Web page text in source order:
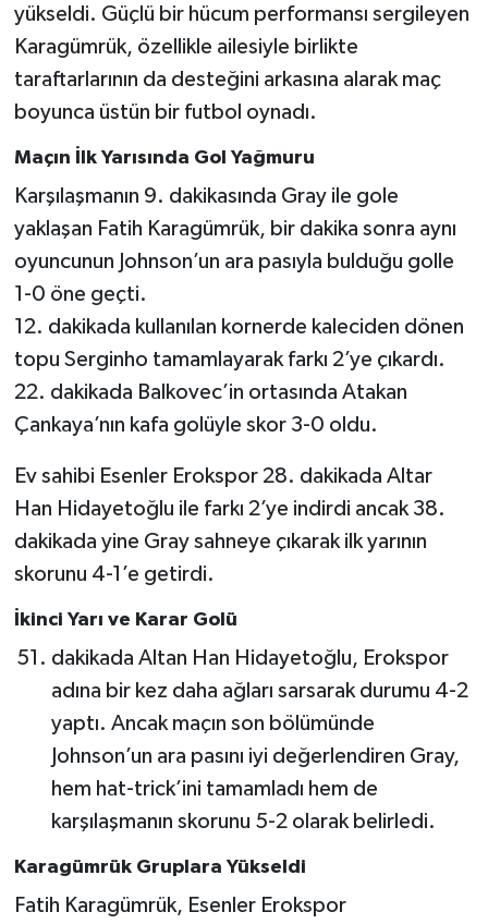
yükseldi. Güçlü bir hücum performansı sergileyen
Karagümrük, özellikle ailesiyle birlikte
taraftarlarının da desteğini arkasına alarak maç
boyunca üstün bir futbol oynadı.
Maçın İlk Yarısında Gol Yağmuru
Karşılaşmanın 9. dakikasında Gray ile gole
yaklaşan Fatih Karagümrük, bir dakika sonra aynı
oyuncunun Johnson’un ara pasıyla bulduğu golle
1-0 öne geçti.
12. dakikada kullanılan kornerde kaleciden dönen
topu Serginho tamamlayarak farkı 2’ye çıkardı.
22. dakikada Balkovec’in ortasında Atakan
Çankaya’nın kafa golüyle skor 3-0 oldu.
Ev sahibi Esenler Erokspor 28. dakikada Altar
Han Hidayetoğlu ile farkı 2’ye indirdi ancak 38.
dakikada yine Gray sahneye çıkarak ilk yarının
skorunu 4-1’e getirdi.
İkinci Yarı ve Karar Golü
dakikada Altan Han Hidayetoğlu, Erokspor
adına bir kez daha ağları sarsarak durumu 4-2
yaptı. Ancak maçın son bölümünde
Johnson’un ara pasını iyi değerlendiren Gray,
hem hat-trick’ini tamamladı hem de
karşılaşmanın skorunu 5-2 olarak belirledi.
Karagümrük Gruplara Yükseldi
Fatih Karagümrük, Esenler Erokspor
Diğer Basketbol Ligleri
Formula 1
Atletizm
Hentbol
At Yarışı
Bisiklet
Güreş
Motor Sporları
Diğer Spor Dalları
Futbolcular